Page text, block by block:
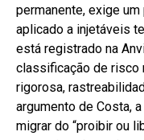
permanente, exige
aplicado a injetáveis
está registrado na
classificação de risco
rigorosa,
argumento de Costa,
migrar do “proibir ou